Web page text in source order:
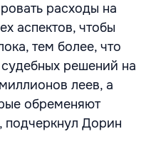
расходы на
аспектов, чтобы
тем более, что
решений на
леев, а
обременяют
Дорин